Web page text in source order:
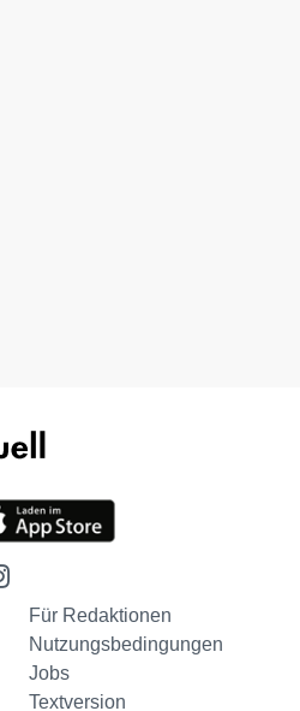
Für Redaktionen
Nutzungsbedingungen
Jobs
Textversion